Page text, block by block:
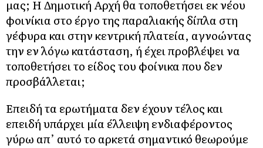
μας; Η Δημοτική Αρχή θα τοποθετήσει εκ νέου
φοινίκια στο έργο της παραλιακής δίπλα στη
γέφυρα και στην κεντρική πλατεία, αγνοώντας
την εν λόγω κατάσταση, ή έχει προβλέψει να
τοποθετήσει το είδος του φοίνικα που δεν
προσβάλλεται;
Επειδή τα ερωτήματα δεν έχουν τέλος και
επειδή υπάρχει μία έλλειψη ενδιαφέροντος
γύρω απ’ αυτό το αρκετά σημαντικό θεωρούμε